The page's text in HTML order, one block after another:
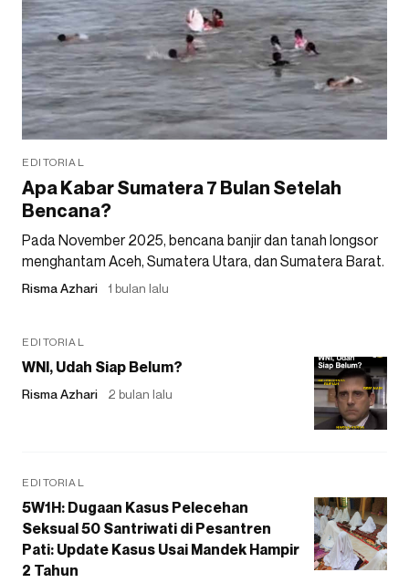
EDITORIAL
Apa Kabar Sumatera 7 Bulan Setelah
Bencana?
Pada November 2025, bencana banjir dan tanah longsor
menghantam Aceh, Sumatera Utara, dan Sumatera Barat.
Risma Azhari 1 bulan lalu
EDITORIAL
WNI, Udah Siap Belum?
Risma Azhari 2 bulan lalu
EDITORIAL
5W1H: Dugaan Kasus Pelecehan
Seksual 50 Santriwati di Pesantren
Pati: Update Kasus Usai Mandek Hampir
2 Tahun